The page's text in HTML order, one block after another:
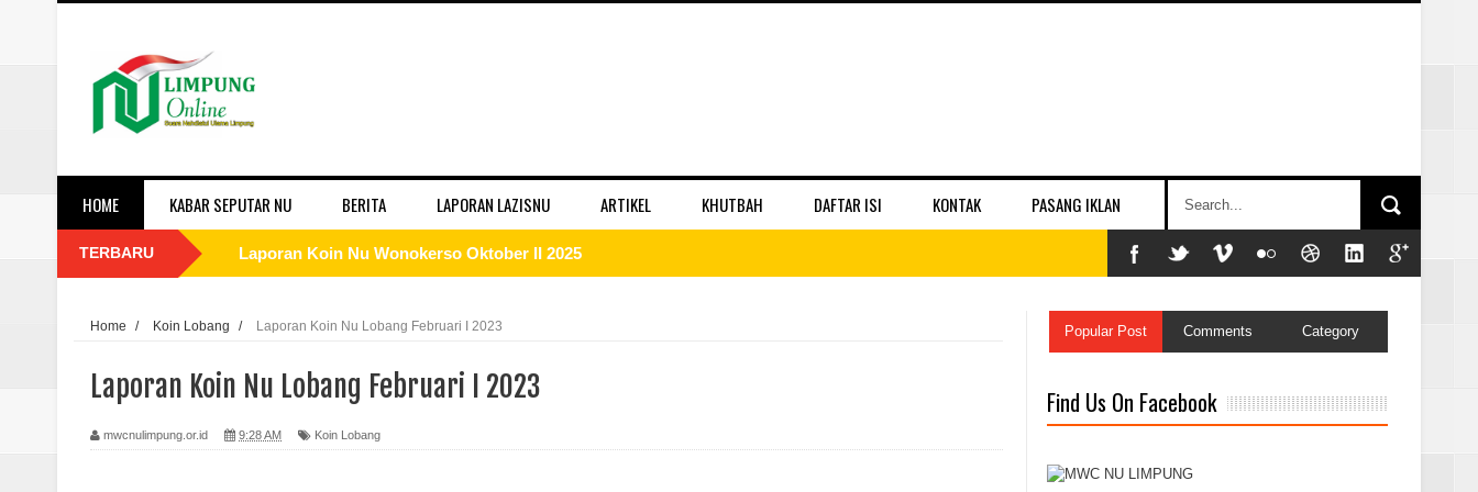
HOME KABAR SEPUTAR NU BERITA LAPORAN LAZISNU ARTIKEL KHUTBAH DAFTAR ISI KONTAK PASANG IKLAN
TERBARU Laporan Koin Nu Wonokerso Oktober II 2025
Laporan Koin Nu Sidomulyo Oktober II 2025
Laporan Koin Nu Sempu Oktober II 2025
Home / Koin Lobang / Laporan Koin Nu Lobang Februari I 2023
Laporan Koin Nu Lobang Februari I 2023
mwcnulimpung.or.id 9:28 AM Koin Lobang
Popular Post Comments Category
Find Us On Facebook